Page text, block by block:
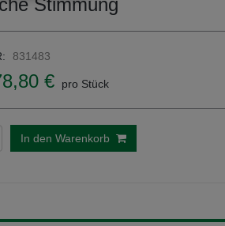
Stimmung
831483
€ pro Stück
In den Warenkorb